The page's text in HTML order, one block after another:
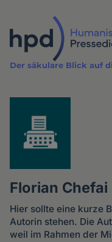
Inhalt
Der säkulare Blick auf
Florian Chefai
Hier sollte eine kurze
Autorin stehen. Die
weil im Rahmen der